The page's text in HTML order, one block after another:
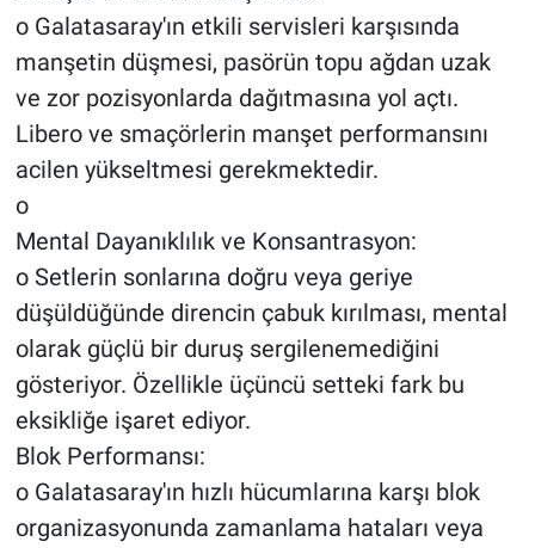
o Galatasaray'ın etkili servisleri karşısında
manşetin düşmesi, pasörün topu ağdan uzak
ve zor pozisyonlarda dağıtmasına yol açtı.
Libero ve smaçörlerin manşet performansını
acilen yükseltmesi gerekmektedir.
o
Mental Dayanıklılık ve Konsantrasyon:
o Setlerin sonlarına doğru veya geriye
düşüldüğünde direncin çabuk kırılması, mental
olarak güçlü bir duruş sergilenemediğini
gösteriyor. Özellikle üçüncü setteki fark bu
eksikliğe işaret ediyor.
Blok Performansı:
o Galatasaray'ın hızlı hücumlarına karşı blok
organizasyonunda zamanlama hataları veya